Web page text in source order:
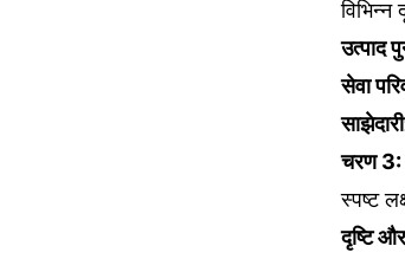
उत्पाद
सेवा
साझेदारी
चरण 3:
स्पष्ट
दृष्टि